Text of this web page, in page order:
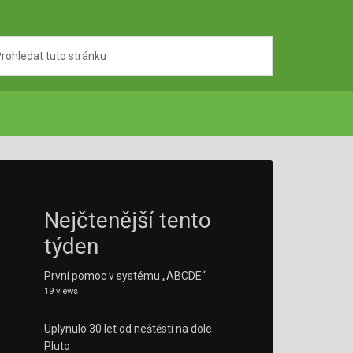
Nejčtenější tento
týden
První pomoc v systému „ABCDE“
19 views
Uplynulo 30 let od neštěstí na dole
Pluto